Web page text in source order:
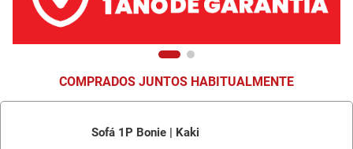
COMPRADOS JUNTOS HABITUALMENTE
Sofá 1P Bonie | Kaki